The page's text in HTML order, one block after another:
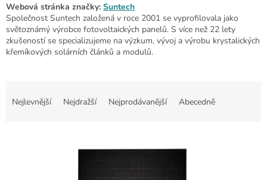
Webová stránka značky: Suntech
Společnost Suntech založená v roce 2001 se vyprofilovala jako
světoznámý výrobce fotovoltaických panelů. S více než 22 lety
zkušeností se specializujeme na výzkum, vývoj a výrobu krystalických
křemíkových solárních článků a modulů.
Nejlevnější Nejdražší Nejprodávanější Abecedně